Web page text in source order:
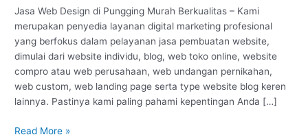
Jasa Web Design di Pungging Murah Berkualitas – Kami
merupakan penyedia layanan digital marketing profesional
yang berfokus dalam pelayanan jasa pembuatan website,
dimulai dari website individu, blog, web toko online, website
compro atau web perusahaan, web undangan pernikahan,
web custom, web landing page serta type website blog keren
lainnya. Pastinya kami paling pahami kepentingan Anda […]
#1
Read More »